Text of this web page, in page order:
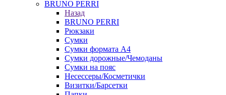
BRUNO PERRI
Назад
BRUNO PERRI
Рюкзаки
Сумки
Сумки формата А4
Сумки дорожные/Чемоданы
Сумки на пояс
Несессеры/Косметички
Визитки/Барсетки